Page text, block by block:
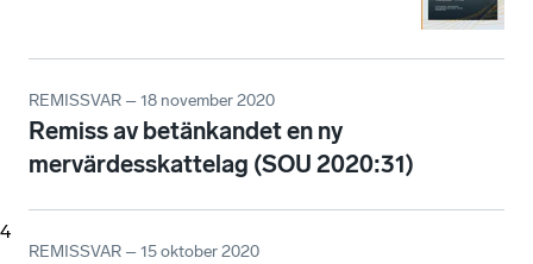
4
REMISSVAR – 18 november 2020
Remiss av betänkandet en ny
mervärdesskattelag (SOU 2020:31)
REMISSVAR – 15 oktober 2020